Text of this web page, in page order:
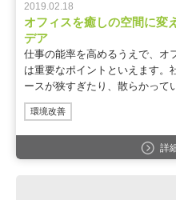
2019.02.18
オフィスを癒しの空間に変
デア
仕事の能率を高めるうえで、オ
は重要なポイントといえます。
ースが狭すぎたり、散らかって
環境改善
詳